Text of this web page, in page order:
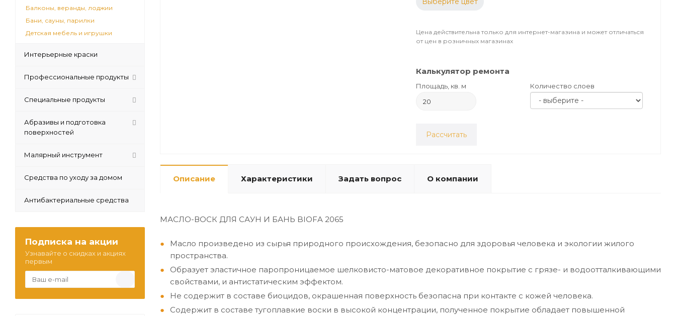
Цена действительна только для интернет-магазина и может отличаться
от цен в розничных магазинах
Калькулятор ремонта
Площадь, кв. м Количество слоев
Рассчитать
Описание Характеристики Задать вопрос О компании
МАСЛО-ВОСК ДЛЯ САУН И БАНЬ BIOFA 2065
Масло произведено из сырья природного происхождения, безопасно для здоровья человека и экологии жилого
пространства.
Образует эластичное паропроницаемое шелковисто-матовое декоративное покрытие с грязе- и водоотталкивающими
свойствами, и антистатическим эффектом.
Не содержит в составе биоцидов, окрашенная поверхность безопасна при контакте с кожей человека.
Содержит в составе тугоплавкие воски в высокой концентрации, полученное покрытие обладает повышенной
Балконы, веранды, лоджии
Бани, сауны, парилки
Детская мебель и игрушки
Интерьерные краски
Профессиональные продукты
Специальные продукты
Абразивы и подготовка
поверхностей
Малярный инструмент
Средства по уходу за домом
Антибактериальные средства
Подписка на акции
Узнавайте о скидках и акциях
первым